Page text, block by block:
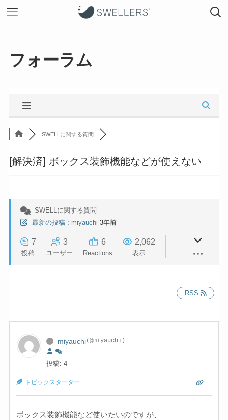
フォーラム
SWELLに関する質問
[解決済] ボックス装飾機能などが使えない
SWELLに関する質問
最新の投稿 : miyauchi 3年前
7
投稿
3
ユーザー
6
Reactions
2,062
表示
RSS
miyauchi(@miyauchi)
投稿: 4
トピックスターター
ボックス装飾機能など使いたいのですが、